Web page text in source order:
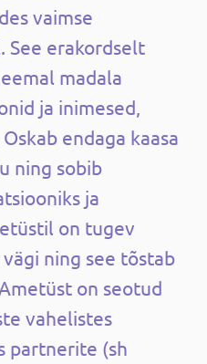
vaimse
See erakordselt
madala
ja inimesed,
endaga kaasa
ning sobib
ja
on tugev
ning see tõstab
on seotud
vahelistes
partnerite (sh